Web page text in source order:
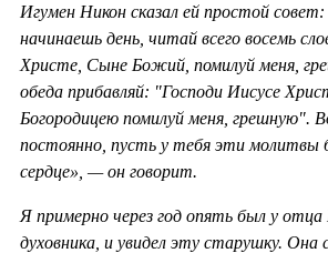
Игумен Никон сказал ей простой
начинаешь день, читай всего восемь
Христе, Сыне Божий, помилуй меня,
обеда прибавляй: "Господи Иисусе
Богородицею помилуй меня, грешную".
постоянно, пусть у тебя эти молитвы
сердце», — он говорит.
Я примерно через год опять был у отца
духовника, и увидел эту старушку. Она